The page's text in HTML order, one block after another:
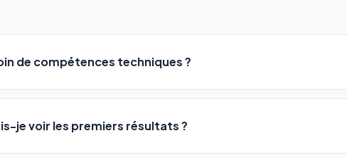
de compétences techniques ?
logiciel a été conçu pour être accessible àtous les profils:
PME ou agences. Pas de code, pas de configuration complexe —
site, décrivez votre activité, et le logiciel gère tout en automatique
je voir les premiers résultats ?